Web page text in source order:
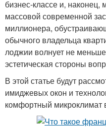
бизнес-классе и,
массовой современной
миллионера,
обычного владельца
лоджии волнует не
эстетическая стороны
В этой статье будут
имиджевых окон и
комфортный микроклимат